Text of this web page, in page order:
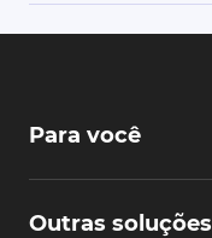
Para você
Outras soluções